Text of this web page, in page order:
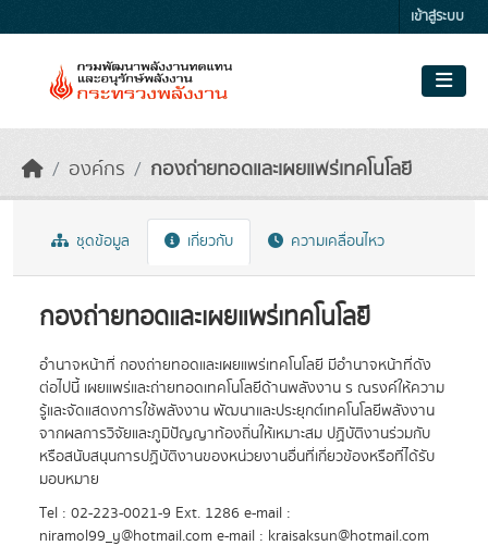
เข้าสู่ระบบ
องค์กร กองถ่ายทอดและเผยแพร่เทคโนโลยี
ชุดข้อมูล เกี่ยวกับ ความเคลื่อนไหว
กองถ่ายทอดและเผยแพร่เทคโนโลยี
อำนาจหน้าที่ กองถ่ายทอดและเผยแพร่เทคโนโลยี มีอํานาจหน้าที่ดัง
ต่อไปนี้ เผยแพร่และถ่ายทอดเทคโนโลยีด้านพลังงาน ร ณรงค์ให้ความ
รู้และจัดแสดงการใช้พลังงาน พัฒนาและประยุกต์เทคโนโลยีพลังงาน
จากผลการวิจัยและภูมิปัญญาท้องถิ่นให้เหมาะสม ปฏิบัติงานร่วมกับ
หรือสนับสนุนการปฏิบัติงานของหน่วยงานอื่นที่เกี่ยวข้องหรือที่ได้รับ
มอบหมาย
Tel : 02-223-0021-9 Ext. 1286 e-mail :
niramol99_y@hotmail.com e-mail : kraisaksun@hotmail.com